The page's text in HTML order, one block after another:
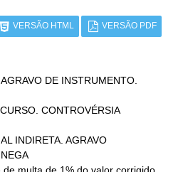
VERSÃO HTML VERSÃO PDF
DE INSTRUMENTO.